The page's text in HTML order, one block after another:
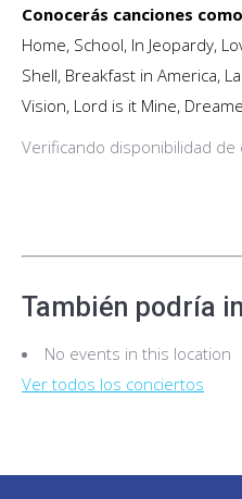
Conocerás canciones
Home, School, In Jeopardy,
Shell, Breakfast in America,
Vision, Lord is it Mine,
Verificando disponibilidad
También podría
No events in this location
Ver todos los conciertos